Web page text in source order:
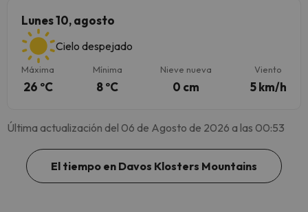
Lunes 10, agosto
Cielo despejado
Máxima
26 ºC
Mínima
8 ºC
Nieve nueva
0 cm
Viento
5 km/h
Última actualización del 06 de Agosto de 2026 a las 00:53
El tiempo en Davos Klosters Mountains